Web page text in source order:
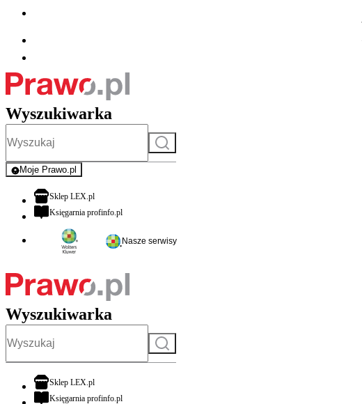
Wyszukiwarka
Szukaj
Moje Prawo.pl
- rejestracja i logowanie do serwisu
Sklep LEX.plotwiera się w nowej karcie
Księgarnia profinfo.plotwiera się w nowej karcie
Nasze serwisy
Wyszukiwarka
Szukaj
Sklep LEX.plotwiera się w nowej karcie
Księgarnia profinfo.plotwiera się w nowej karcie